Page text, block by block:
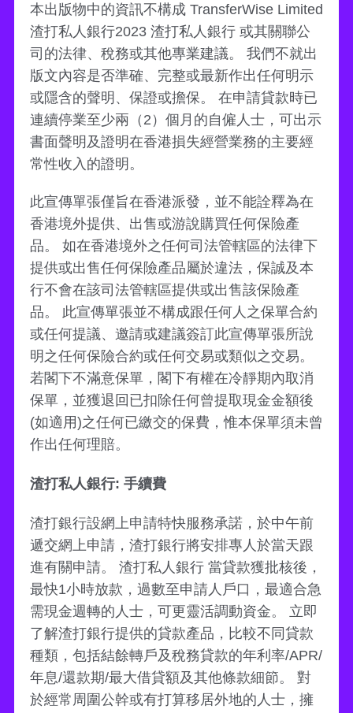
本出版物中的資訊不構成 TransferWise Limited
渣打私人銀行2023 渣打私人銀行 或其關聯公
司的法律、稅務或其他專業建議。 我們不就出
版文內容是否準確、完整或最新作出任何明示
或隱含的聲明、保證或擔保。 在申請貸款時已
連續停業至少兩（2）個月的自僱人士，可出示
書面聲明及證明在香港損失經營業務的主要經
常性收入的證明。
此宣傳單張僅旨在香港派發，並不能詮釋為在
香港境外提供、出售或游說購買任何保險產
品。 如在香港境外之任何司法管轄區的法律下
提供或出售任何保險產品屬於違法，保誠及本
行不會在該司法管轄區提供或出售該保險產
品。 此宣傳單張並不構成跟任何人之保單合約
或任何提議、邀請或建議簽訂此宣傳單張所說
明之任何保險合約或任何交易或類似之交易。
若閣下不滿意保單，閣下有權在冷靜期內取消
保單，並獲退回已扣除任何曾提取現金金額後
(如適用)之任何已繳交的保費，惟本保單須未曾
作出任何理賠。
渣打私人銀行: 手續費
渣打銀行設網上申請特快服務承諾，於中午前
遞交網上申請，渣打銀行將安排專人於當天跟
進有關申請。 渣打私人銀行 當貸款獲批核後，
最快1小時放款，過數至申請人戶口，最適合急
需現金週轉的人士，可更靈活調動資金。 立即
了解渣打銀行提供的貸款產品，比較不同貸款
種類，包括結餘轉戶及稅務貸款的年利率/APR/
年息/還款期/最大借貸額及其他條款細節。 對
於經常周圍公幹或有打算移居外地的人士，擁